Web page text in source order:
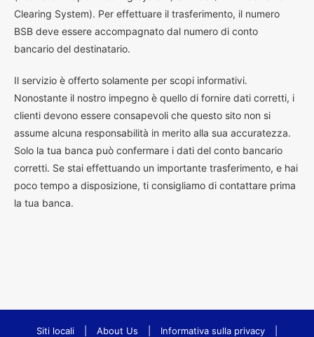
Clearing System). Per effettuare il trasferimento, il numero
BSB deve essere accompagnato dal numero di conto
bancario del destinatario.
Il servizio è offerto solamente per scopi informativi.
Nonostante il nostro impegno è quello di fornire dati corretti, i
clienti devono essere consapevoli che questo sito non si
assume alcuna responsabilità in merito alla sua accuratezza.
Solo la tua banca può confermare i dati del conto bancario
corretti. Se stai effettuando un importante trasferimento, e hai
poco tempo a disposizione, ti consigliamo di contattare prima
la tua banca.
Siti locali About Us Informativa sulla privacy